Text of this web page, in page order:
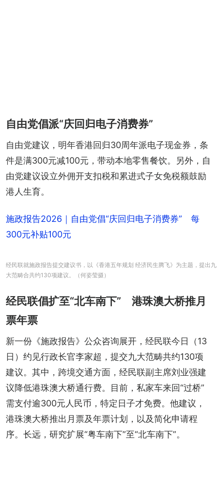
自由党倡派“庆回归电子消费券”
自由党建议，明年香港回归30周年派电子现金券，条
件是满300元减100元，带动本地零售餐饮。另外，自
由党建议设立外佣开支扣税和累进式子女免税额鼓励
港人生育。
施政报告2026｜自由党倡“庆回归电子消费券” 每
300元补贴100元
经民联就施政报告提交建议书，以《香港五年规划 经济民生腾飞》为主题，提出九
大范畴合共约130项建议。（何姿莹摄）
经民联倡扩至“北车南下” 港珠澳大桥推月
票年票
新一份《施政报告》公众咨询展开，经民联今日（13
日）约见行政长官李家超，提交九大范畴共约130项
建议。其中，跨境交通方面，经民联副主席刘业强建
议降低港珠澳大桥通行费。目前，私家车来回“过桥”
需支付逾300元人民币，特定日子才免费。他建议，
港珠澳大桥推出月票及年票计划，以及简化申请程
序。长远，研究扩展“粤车南下”至“北车南下”。